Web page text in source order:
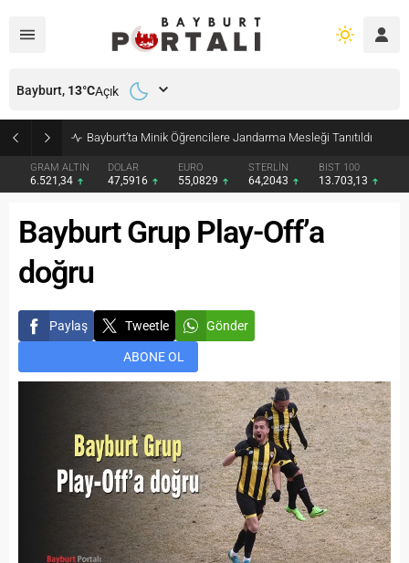
Bayburt’ta Minik Öğrencilere Jandarma Mesleği Tanıtıldı
GRAM ALTIN
6.521,34
DOLAR
47,5916
EURO
55,0829
STERLİN
64,2043
BIST 100
13.703,13
Bayburt, 13°CAçık
Bayburt Grup Play-Off’a
doğru
Paylaş Tweetle Gönder
ABONE OL